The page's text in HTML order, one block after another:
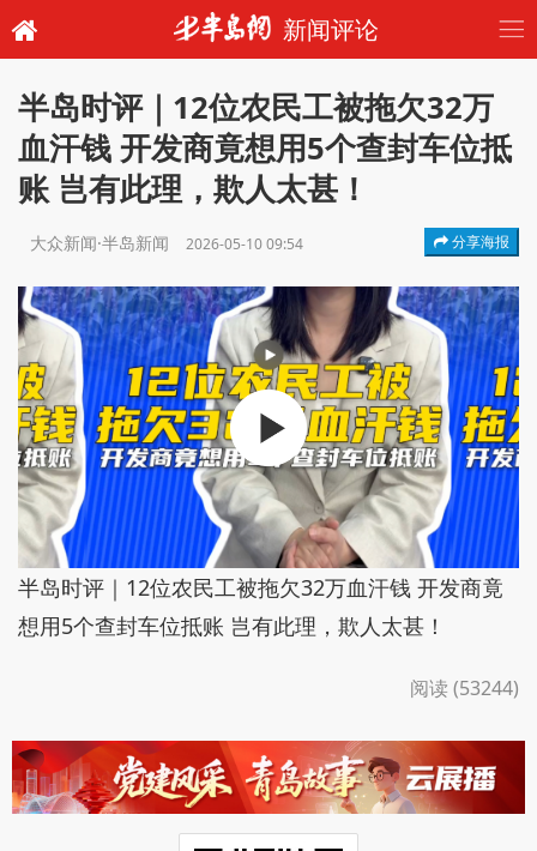
新闻评论
半岛时评｜12位农民工被拖欠32万
血汗钱 开发商竟想用5个查封车位抵
账 岂有此理，欺人太甚！
大众新闻·半岛新闻 2026-05-10 09:54 分享海报
半岛时评｜12位农民工被拖欠32万血汗钱 开发商竟
想用5个查封车位抵账 岂有此理，欺人太甚！
阅读 (53244)